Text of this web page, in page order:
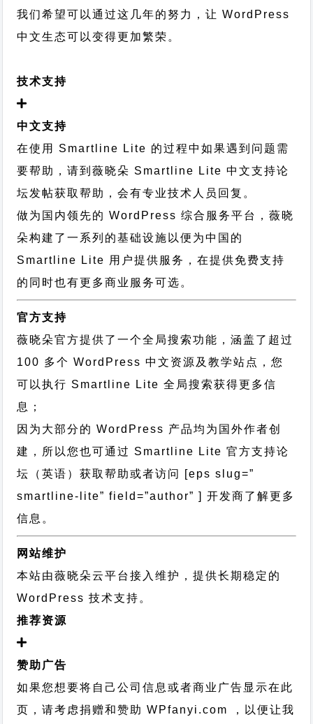
我们希望可以通过这几年的努力，让 WordPress
中文生态可以变得更加繁荣。
技术支持
中文支持
在使用 Smartline Lite 的过程中如果遇到问题需
要帮助，请到薇晓朵 Smartline Lite 中文支持论
坛发帖获取帮助，会有专业技术人员回复。
做为国内领先的 WordPress 综合服务平台，薇晓
朵构建了一系列的基础设施以便为中国的
Smartline Lite 用户提供服务，在提供免费支持
的同时也有更多商业服务可选。
官方支持
薇晓朵官方提供了一个全局搜索功能，涵盖了超过
100 多个 WordPress 中文资源及教学站点，您
可以执行 Smartline Lite 全局搜索获得更多信
息；
因为大部分的 WordPress 产品均为国外作者创
建，所以您也可通过 Smartline Lite 官方支持论
坛
（英语）获取帮助或者访问 [eps slug=”
smartline-lite” field=”author” ] 开发商了解更多
信息。
网站维护
本站由薇晓朵云平台接入维护，提供长期稳定的
WordPress 技术支持 。
推荐资源
赞助广告
如果您想要将自己公司信息或者商业广告显示在此
页，请考虑捐赠和赞助 WPfanyi.com ，以便让我